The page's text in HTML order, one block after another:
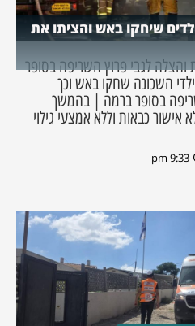
שיחקו באש והציתו את
לגבי פרוץ השריפה בסופר
השכונה שחקו באש וכך
בסופר ברמה | בהמשך
כבאות וללא אמצעי גילוי
9:33 pm